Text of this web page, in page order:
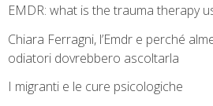
EMDR: what is the trauma therapy
Chiara Ferragni, l’Emdr e perché
odiatori dovrebbero ascoltarla
I migranti e le cure psicologiche